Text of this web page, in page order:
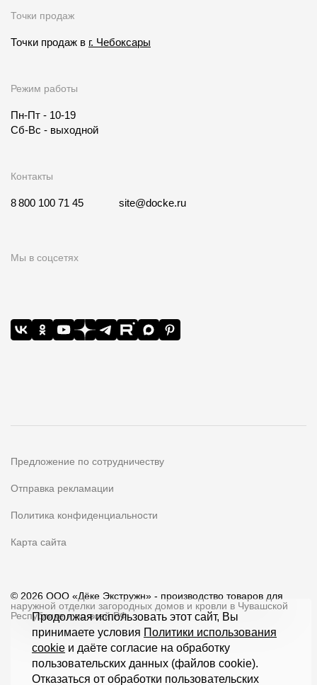
Точки продаж
Точки продаж в г. Чебоксары
Режим работы
Пн-Пт - 10-19
Сб-Вс - выходной
Контакты
8 800 100 71 45 site@docke.ru
Мы в соцсетях
Предложение по сотрудничеству
Отправка рекламации
Политика конфиденциальности
Карта сайта
© 2026 ООО «Дёке Экстружн» - производство товаров для
наружной отделки загородных домов и кровли в Чувашской
Республике и по всей РФ
Продолжая использовать этот сайт, Вы
принимаете условия Политики использования
cookie и даёте согласие на обработку
пользовательских данных (файлов cookie).
Отказаться от обработки пользовательских